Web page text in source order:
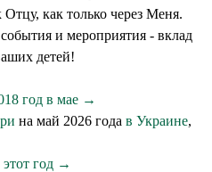
как только через Меня.
и мероприятия - вклад
детей!
год в мае →
на май 2026 года в Украине,
этот год →